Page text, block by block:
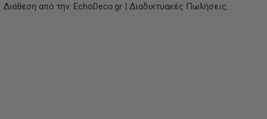
Διάθεση από την: EchoDeco.gr | Διαδικτυακές Πωλήσεις.